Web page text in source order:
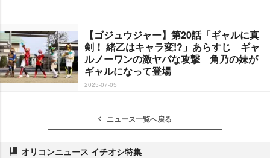
【ゴジュウジャー】第20話「ギャルに真
剣！ 緒乙はキャラ変!?」あらすじ ギャ
ルノーワンの激ヤバな攻撃 角乃の妹が
ギャルになって登場
2025-07-05
ニュース一覧へ戻る
オリコンニュース イチオシ特集